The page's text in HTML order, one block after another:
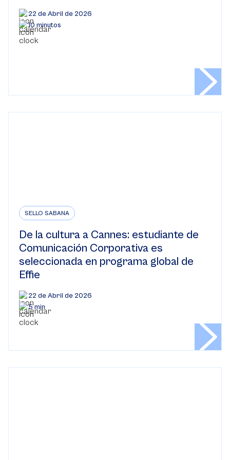
22 de Abril de 2026
10 minutos
SELLO SABANA
De la cultura a Cannes: estudiante de
Comunicación Corporativa es
seleccionada en programa global de
Effie
22 de Abril de 2026
5 min